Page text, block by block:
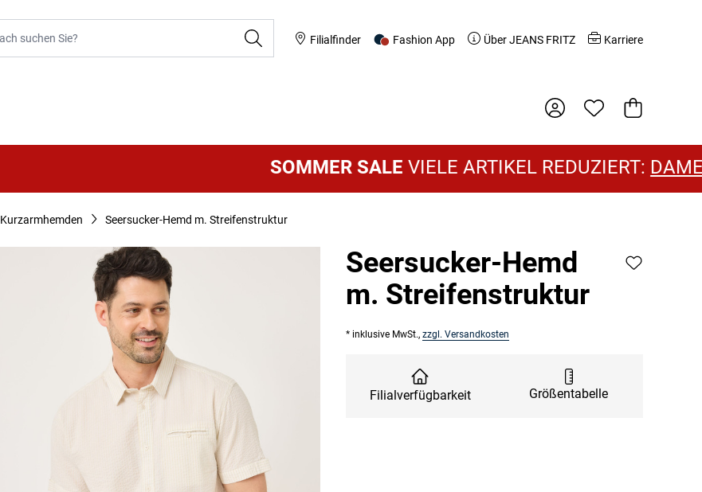
Filialfinder Fashion App Über JEANS FRITZ Karriere
Warenkorb
SOMMER SALEVIELE ARTIKEL REDUZIERT:DAMEN
Kurzarmhemden Seersucker-Hemd m. Streifenstruktur
Seersucker-Hemd
m. Streifenstruktur
* inklusive MwSt., zzgl. Versandkosten
Filialverfügbarkeit Größentabelle